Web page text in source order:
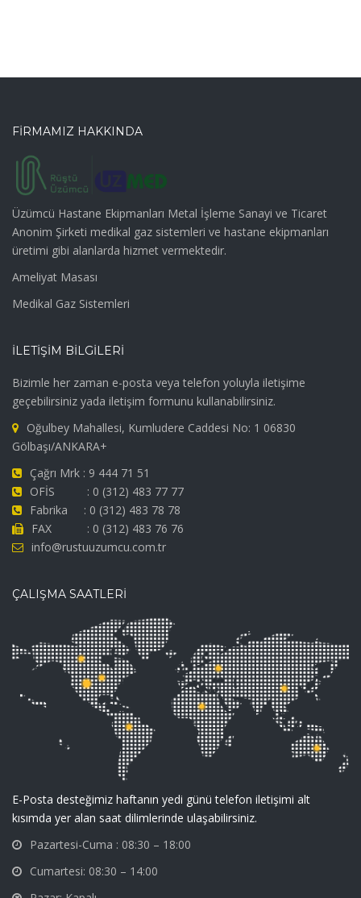
FİRMAMIZ HAKKINDA
Üzümcü Hastane Ekipmanları Metal İşleme Sanayi ve Ticaret
Anonim Şirketi medikal gaz sistemleri ve hastane ekipmanları
üretimi gibi alanlarda hizmet vermektedir.
Ameliyat Masası
Medikal Gaz Sistemleri
İLETİŞİM BİLGİLERİ
Bizimle her zaman e-posta veya telefon yoluyla iletişime
geçebilirsiniz yada iletişim formunu kullanabilirsiniz.
Oğulbey Mahallesi, Kumludere Caddesi No: 1 06830
Gölbaşı/ANKARA+
Çağrı Mrk : 9 444 71 51
OFİS : 0 (312) 483 77 77
Fabrika : 0 (312) 483 78 78
FAX : 0 (312) 483 76 76
info@rustuuzumcu.com.tr
ÇALIŞMA SAATLERİ
E-Posta desteğimiz haftanın yedi günü telefon iletişimi alt
kısımda yer alan saat dilimlerinde ulaşabilirsiniz.
Pazartesi-Cuma : 08:30 – 18:00
Cumartesi: 08:30 – 14:00